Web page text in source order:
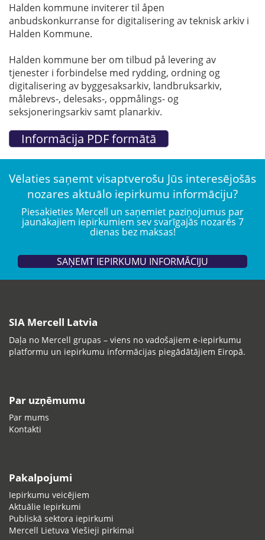
Halden kommune inviterer til åpen
anbudskonkurranse for digitalisering av teknisk arkiv i
Halden Kommune.
Halden kommune ber om tilbud på levering av
tjenester i forbindelse med rydding, ordning og
digitalisering av byggesaksarkiv, landbruksarkiv,
målebrevs-, delesaks-, oppmålings- og
seksjoneringsarkiv samt planarkiv.
Vēlaties saņemt visaptverošu Jūs interesējošās
nozares aktuālo iepirkumu informāciju?
Piesakieties Mercell un saņemiet paziņojumus par
jaunākajiem iepirkumiem sev svarīgajās nozarēs 7
dienas bez maksas!
SAŅEMT IEPIRKUMU INFORMĀCIJU
SIA Mercell Latvia
Daļa no Mercell grupas – viens no vadošajiem e-iepirkumu
platformu un iepirkumu informācijas piegādātājiem Eiropā.
Par uzņēmumu
Par mums
Kontakti
Pakalpojumi
Iepirkumu veicējiem
Aktuālie Iepirkumi
Publiskā sektora iepirkumi
Mercell Lietuva Viešieji pirkimai